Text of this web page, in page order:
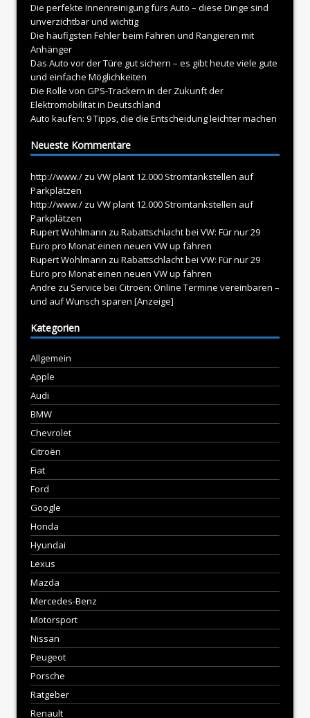
Die perfekte Innenreinigung fürs Auto – diese Dinge sind
unverzichtbar und wichtig
Die häufigsten Fehler beim Fahren und Rangieren mit
Anhänger
Das Auto vor der Türe gut sichern – es gibt heute viele gute
und einfache Möglichkeiten
Die Rolle von GPS-Trackern in der Zukunft der
Elektromobilität in Deutschland
Auto kaufen: 9 Tipps, die die Entscheidung leichter machen
Neueste Kommentare
http://www./ zu VW plant 12.000 Stromtankstellen auf
Parkplätzen
http://www./ zu VW plant 12.000 Stromtankstellen auf
Parkplätzen
Rupert Wohlmann zu Rabattschlacht bei VW: Für nur 29
Euro pro Monat einen neuen VW up fahren
Rupert Wohlmann zu Rabattschlacht bei VW: Für nur 29
Euro pro Monat einen neuen VW up fahren
Andre zu Service bei Citroën: Online Termine vereinbaren –
und auf Wunsch sparen [Anzeige]
Kategorien
Allgemein
Apple
Audi
BMW
Chevrolet
Citroën
Fiat
Ford
Google
Honda
Hyundai
Lexus
Mazda
Mercedes-Benz
Motorsport
Nissan
Peugeot
Porsche
Ratgeber
Renault